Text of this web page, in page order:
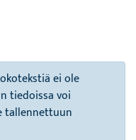
ei ole
tiedoissa voi
tallennettuun